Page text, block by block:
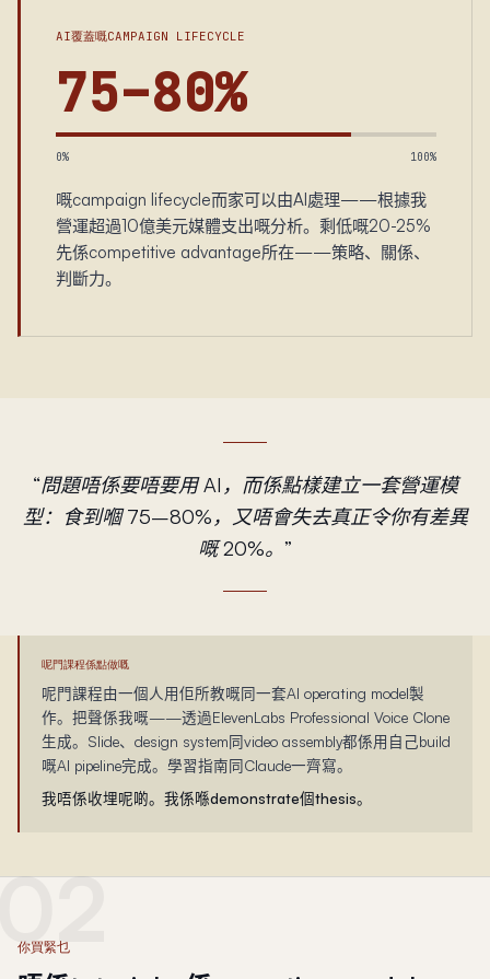
AI覆蓋嘅CAMPAIGN LIFECYCLE
75–80%
0% 100%
嘅campaign lifecycle而家可以由AI處理——根據我
營運超過10億美元媒體支出嘅分析。剩低嘅20-25%
先係competitive advantage所在——策略、關係、
判斷力。
“問題唔係要唔要用 AI，而係點樣建立一套營運模
型：食到嗰 75–80%，又唔會失去真正令你有差異
嘅 20%。 ”
呢門課程係點做嘅
呢門課程由一個人用佢所教嘅同一套AI operating model製
作。把聲係我嘅——透過ElevenLabs Professional Voice Clone
生成。Slide、design system同video assembly都係用自己build
嘅AI pipeline完成。學習指南同Claude一齊寫。
我唔係收埋呢啲。我係喺demonstrate個thesis。
你買緊乜